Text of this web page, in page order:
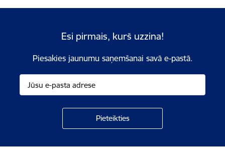
Esi pirmais, kurš uzzina!
Piesakies jaunumu saņemšanai savā e-pastā.